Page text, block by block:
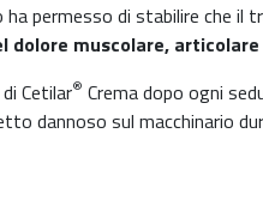
permesso di stabilire che il
dolore muscolare,
Cetilar® Crema dopo ogni
dannoso sul macchinario